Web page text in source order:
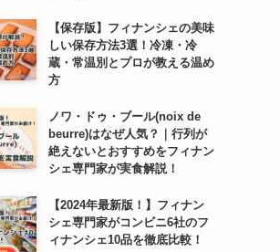
【保存版】フィナンシェの美味
しい保存方法3選！冷凍・冷
蔵・常温別とプロが教える温め
方
ノワ・ドゥ・ブール(noix de
beurre)はなぜ人気？｜行列が
絶えないとおすすめをフィナン
シェ専門家が実食解説！
【2024年最新版！】フィナン
シェ専門家がコンビニ6社のフ
ィナンシェ10品を徹底比較！